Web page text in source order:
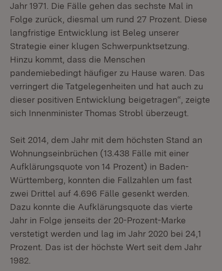
Jahr 1971. Die Fälle gehen das sechste Mal in
Folge zurück, diesmal um rund 27 Prozent. Diese
langfristige Entwicklung ist Beleg unserer
Strategie einer klugen Schwerpunktsetzung.
Hinzu kommt, dass die Menschen
pandemiebedingt häufiger zu Hause waren. Das
verringert die Tatgelegenheiten und hat auch zu
dieser positiven Entwicklung beigetragen“, zeigte
sich Innenminister Thomas Strobl überzeugt.
Seit 2014, dem Jahr mit dem höchsten Stand an
Wohnungseinbrüchen (13.438 Fälle mit einer
Aufklärungsquote von 14 Prozent) in Baden-
Württemberg, konnten die Fallzahlen um fast
zwei Drittel auf 4.696 Fälle gesenkt werden.
Dazu konnte die Aufklärungsquote das vierte
Jahr in Folge jenseits der 20-Prozent-Marke
verstetigt werden und lag im Jahr 2020 bei 24,1
Prozent. Das ist der höchste Wert seit dem Jahr
1982.